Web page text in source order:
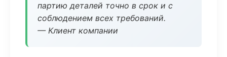
партию деталей точно в срок и с
соблюдением всех требований.
— Клиент компании